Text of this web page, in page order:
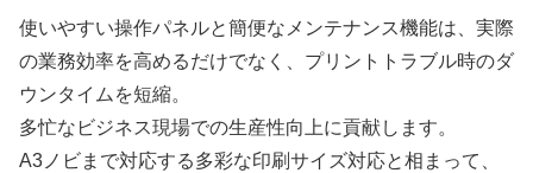
使いやすい操作パネルと簡便なメンテナンス機能は、実際
の業務効率を高めるだけでなく、プリントトラブル時のダ
ウンタイムを短縮。
多忙なビジネス現場での生産性向上に貢献します。
A3ノビまで対応する多彩な印刷サイズ対応と相まって、